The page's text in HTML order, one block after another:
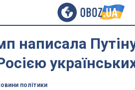
написала
політики